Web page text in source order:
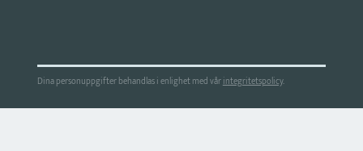
Dina personuppgifter behandlas i enlighet med vårintegritetspolicy.